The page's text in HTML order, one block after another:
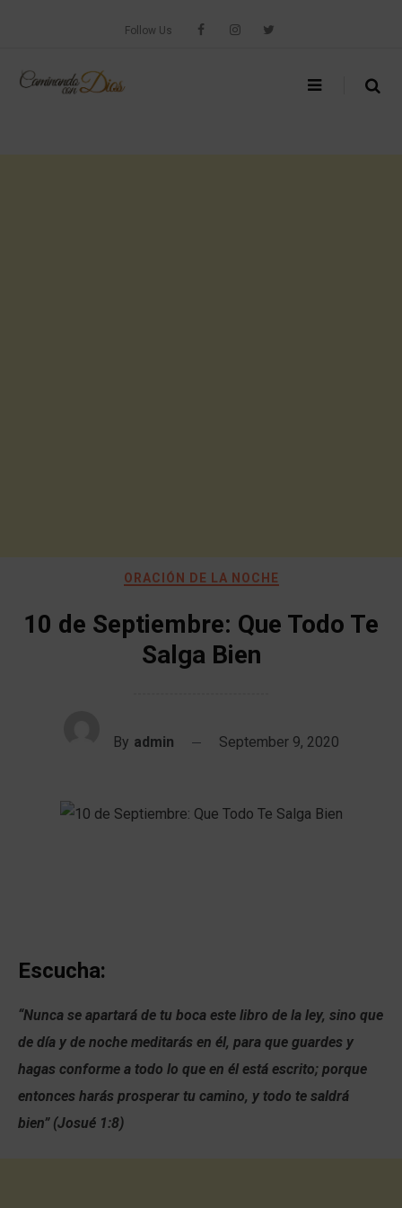
Follow Us
ORACIÓN DE LA NOCHE
10 de Septiembre: Que Todo Te
Salga Bien
By admin September 9, 2020
Escucha:
“Nunca se apartará de tu boca este libro de la ley, sino que
de día y de noche meditarás en él, para que guardes y
hagas conforme a todo lo que en él está escrito; porque
entonces harás prosperar tu camino, y todo te saldrá
bien” (Josué 1:8)